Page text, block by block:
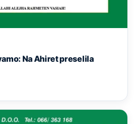
Na Ahiret preselila